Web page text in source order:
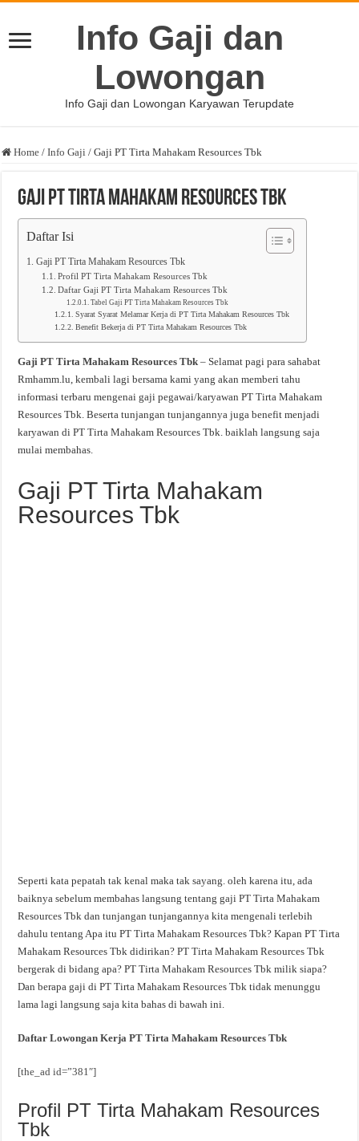
Info Gaji dan
Lowongan
Info Gaji dan Lowongan Karyawan Terupdate
Home / Info Gaji / Gaji PT Tirta Mahakam Resources Tbk
Gaji PT Tirta Mahakam Resources Tbk
Daftar Isi
Gaji PT Tirta Mahakam Resources Tbk
Profil PT Tirta Mahakam Resources Tbk
Daftar Gaji PT Tirta Mahakam Resources Tbk
Tabel Gaji PT Tirta Mahakam Resources Tbk
Syarat Syarat Melamar Kerja di PT Tirta Mahakam Resources Tbk
Benefit Bekerja di PT Tirta Mahakam Resources Tbk
Gaji PT Tirta Mahakam Resources Tbk – Selamat pagi para sahabat
Rmhamm.lu, kembali lagi bersama kami yang akan memberi tahu
informasi terbaru mengenai gaji pegawai/karyawan PT Tirta Mahakam
Resources Tbk. Beserta tunjangan tunjangannya juga benefit menjadi
karyawan di PT Tirta Mahakam Resources Tbk. baiklah langsung saja
mulai membahas.
Gaji PT Tirta Mahakam
Resources Tbk
Seperti kata pepatah tak kenal maka tak sayang. oleh karena itu, ada
baiknya sebelum membahas langsung tentang gaji PT Tirta Mahakam
Resources Tbk dan tunjangan tunjangannya kita mengenali terlebih
dahulu tentang Apa itu PT Tirta Mahakam Resources Tbk? Kapan PT Tirta
Mahakam Resources Tbk didirikan? PT Tirta Mahakam Resources Tbk
bergerak di bidang apa? PT Tirta Mahakam Resources Tbk milik siapa?
Dan berapa gaji di PT Tirta Mahakam Resources Tbk tidak menunggu
lama lagi langsung saja kita bahas di bawah ini.
Daftar Lowongan Kerja PT Tirta Mahakam Resources Tbk
[the_ad id=”381″]
Profil PT Tirta Mahakam Resources
Tbk